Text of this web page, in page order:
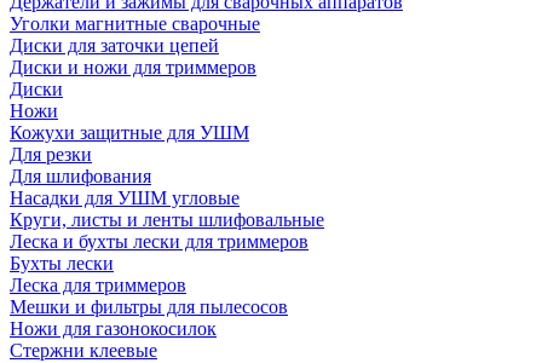
Уголки магнитные сварочные
Диски для заточки цепей
Диски и ножи для триммеров
Диски
Ножи
Кожухи защитные для УШМ
Для резки
Для шлифования
Насадки для УШМ угловые
Круги, листы и ленты шлифовальные
Леска и бухты лески для триммеров
Бухты лески
Леска для триммеров
Мешки и фильтры для пылесосов
Ножи для газонокосилок
Стержни клеевые